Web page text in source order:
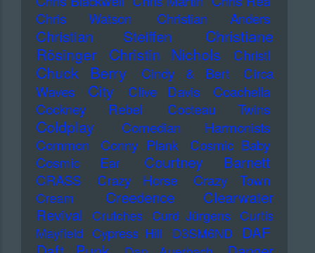
Chris Watson
Christian Anders
Christian Steiffen
Christiane
Rösinger
Christin Nichols Christl
Chuck Berry Cindy & Bert
Circa
Waves
City Clive Davis
Coachella
Cockney Rebel
Cocteau Twins
Coldplay
Comedian Harmonists
Common
Conny Plank
Cosmic Baby
Cosmic Ear
Courtney Barnett
CRASS Crazy Horse Crazy Town
Cream
Creedence Clearwater
Revival
Crutches Curd Jürgens Curtis
Mayfield Cypress Hill D3SM6ND DAF